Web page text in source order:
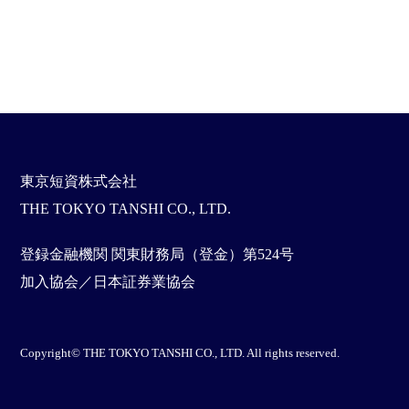
東京短資株式会社
THE TOKYO TANSHI CO., LTD.
登録金融機関 関東財務局（登金）第524号
加入協会／日本証券業協会
Copyright© THE TOKYO TANSHI CO., LTD. All rights reserved.